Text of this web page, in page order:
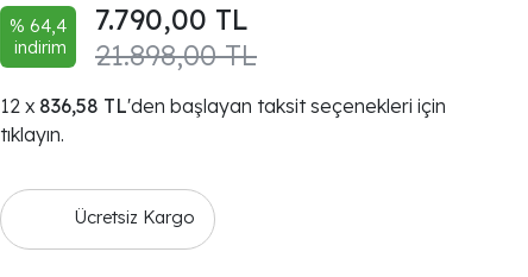
% 64,4
indirim
21.898,00 TL
7.790,00 TL
836,58 TL'den başlayan taksit seçenekleri için
tıklayın.
Ücretsiz Kargo